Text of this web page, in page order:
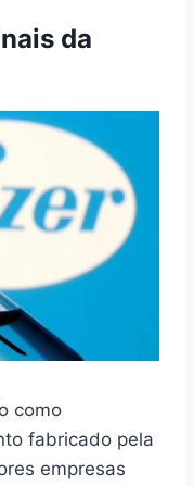
da
como
fabricado pela
empresas